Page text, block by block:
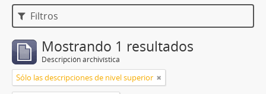
Filtros
Mostrando 1 resultados
Descripción archivística
Sólo las descripciones de nivel superior